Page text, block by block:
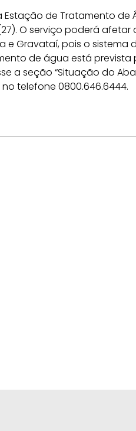
de Tratamento de
O serviço poderá afetar
Gravataí, pois o sistema
de água está prevista
a seção “Situação do
telefone 0800.646.6444.